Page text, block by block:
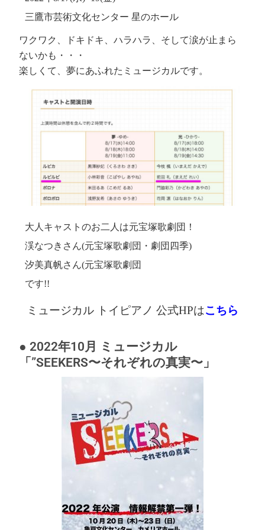
三鷹市芸術文化センター 星のホール
ワクワク、ドキドキ、ハラハラ、そして涙が止まら
ないかも・・・
楽しくて、夢にあふれたミュージカルです。
大人キャストのお二人は元宝塚歌劇団！
渓なつきさん(元宝塚歌劇団・劇団四季)
汐美真帆さん(元宝塚歌劇団
です!!
ミュージカル トイピアノ 公式HPはこちら
● 2022年10月 ミュージカル
「”SEEKERS〜それぞれの真実〜」